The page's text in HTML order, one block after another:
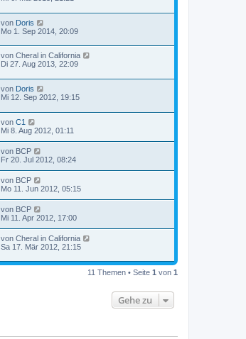
von Doris
Mo 1. Sep 2014, 20:09
von Cheral in California
Di 27. Aug 2013, 22:09
von Doris
Mi 12. Sep 2012, 19:15
von C1
Mi 8. Aug 2012, 01:11
von BCP
Fr 20. Jul 2012, 08:24
von BCP
Mo 11. Jun 2012, 05:15
von BCP
Mi 11. Apr 2012, 17:00
von Cheral in California
Sa 17. Mär 2012, 21:15
11 Themen • Seite 1 von 1
Gehe zu